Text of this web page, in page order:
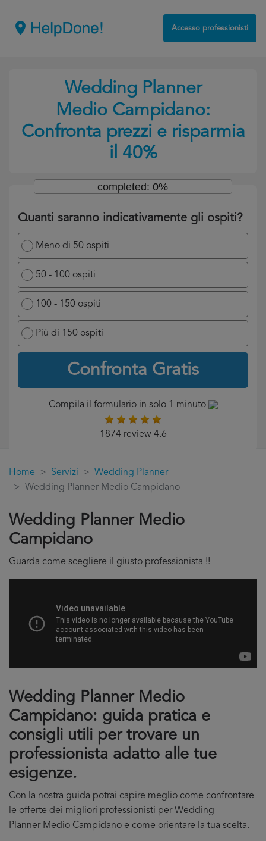
Accesso professionisti
Wedding Planner
Medio Campidano:
Confronta prezzi e risparmia
il 40%
Quanti saranno indicativamente gli ospiti?
Meno di 50 ospiti
50 - 100 ospiti
100 - 150 ospiti
Più di 150 ospiti
Confronta Gratis
completed: 0%
Compila il formulario in solo 1 minuto
1874 review 4.6
Home Servizi
Wedding Planner
Wedding Planner Medio Campidano
Wedding Planner Medio
Campidano
Guarda come scegliere il giusto professionista !!
Wedding Planner Medio
Campidano: guida pratica e
consigli utili per trovare un
professionista adatto alle tue
esigenze.
Con la nostra guida potrai capire meglio come confrontare
le offerte dei migliori professionisti per Wedding
Planner Medio Campidano e come orientare la tua scelta.